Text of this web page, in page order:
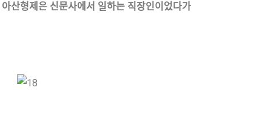
아산형제은 신문사에서 일하는 직장인이었다가